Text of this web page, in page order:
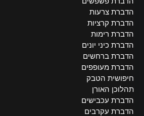
הדברת צרעות
הדברת קרציות
הדברת רימות
הדברת כיני יונים
הדברת ברחשים
הדברת מעופפים
חיפושית הטבק
תהלוכן האורן
הדברת עכבישים
הדברת עקרבים